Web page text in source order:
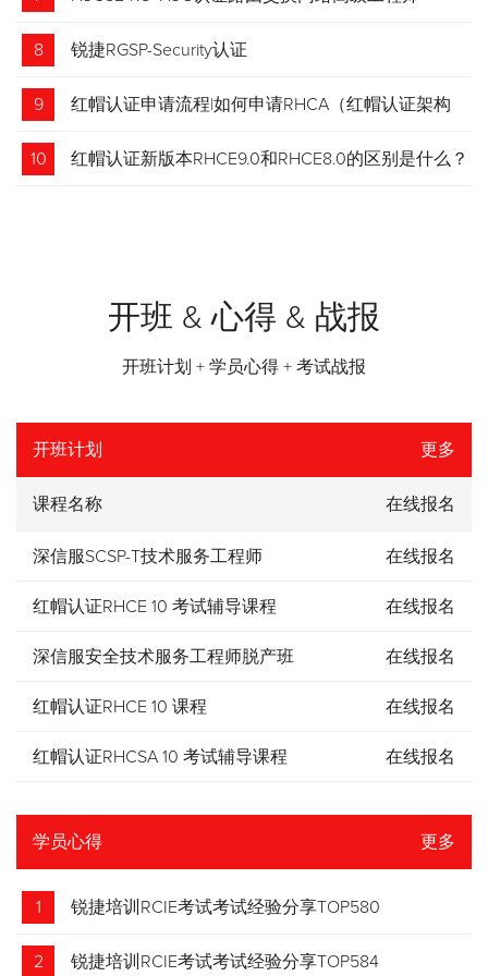
8 锐捷RGSP-Security认证
9 红帽认证申请流程|如何申请RHCA（红帽认证架构
师）证书？申请步骤请收藏！
10 红帽认证新版本RHCE9.0和RHCE8.0的区别是什么？
开班 & 心得 & 战报
开班计划 + 学员心得 + 考试战报
开班计划 更多
课程名称 在线报名
深信服SCSP-T技术服务工程师 在线报名
红帽认证RHCE 10 考试辅导课程 在线报名
深信服安全技术服务工程师脱产班 在线报名
红帽认证RHCE 10 课程 在线报名
红帽认证RHCSA 10 考试辅导课程 在线报名
学员心得 更多
1 锐捷培训RCIE考试考试经验分享TOP580
2 锐捷培训RCIE考试考试经验分享TOP584